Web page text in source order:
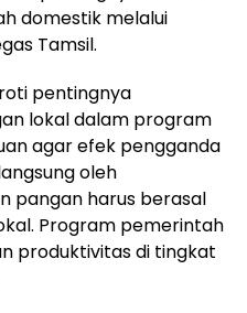
domestik melalui
Tamsil.
pentingnya
lokal dalam program
agar efek pengganda
oleh
pangan harus berasal
Program pemerintah
produktivitas di tingkat